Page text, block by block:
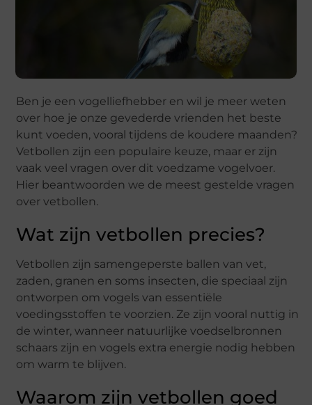
Ben je een vogelliefhebber en wil je meer weten
over hoe je onze gevederde vrienden het beste
kunt voeden, vooral tijdens de koudere maanden?
Vetbollen zijn een populaire keuze, maar er zijn
vaak veel vragen over dit voedzame vogelvoer.
Hier beantwoorden we de meest gestelde vragen
over vetbollen.
Wat zijn vetbollen precies?
Vetbollen zijn samengeperste ballen van vet,
zaden, granen en soms insecten, die speciaal zijn
ontworpen om vogels van essentiële
voedingsstoffen te voorzien. Ze zijn vooral nuttig in
de winter, wanneer natuurlijke voedselbronnen
schaars zijn en vogels extra energie nodig hebben
om warm te blijven.
Waarom zijn vetbollen goed